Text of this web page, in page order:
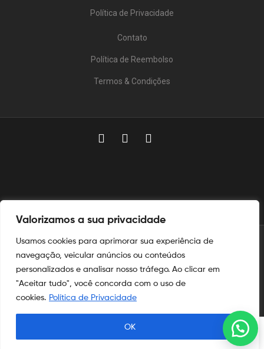
Valorizamos a sua privacidade
Usamos cookies para aprimorar sua experiência de
navegação, veicular anúncios ou conteúdos
personalizados e analisar nosso tráfego. Ao clicar em
"Aceitar tudo", você concorda com o uso de
cookies. Política de Privacidade
OK
Política de Privacidade
Contato
Política de Reembolso
Termos & Condições
Aymoré Fogose Aymoré Armassão marcas registradas no
nos termos das leis de propriedade intelectual e industrial.
Procurar
Procurar